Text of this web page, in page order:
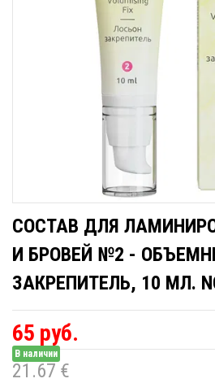
СОСТАВ ДЛЯ
И БРОВЕЙ №2 -
ЗАКРЕПИТЕЛЬ, 10 МЛ.
65 руб.
В наличии
21.67 €